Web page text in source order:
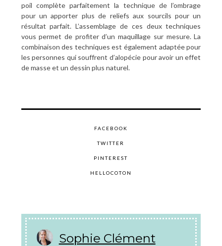
poil complète parfaitement la technique de l’ombrage
pour un apporter plus de reliefs aux sourcils pour un
résultat parfait. L’assemblage de ces deux techniques
vous permet de profiter d’un maquillage sur mesure. La
combinaison des techniques est également adaptée pour
les personnes qui souffrent d’alopécie pour avoir un effet
de masse et un dessin plus naturel.
FACEBOOK
TWITTER
PINTEREST
HELLOCOTON
Sophie Clément